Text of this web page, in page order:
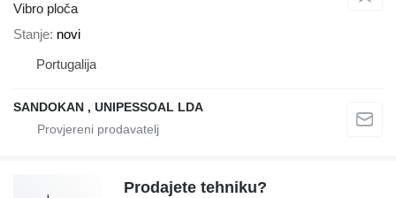
Vibro ploča
Stanje novi
Portugalija
SANDOKAN , UNIPESSOAL LDA
Prodajete tehniku?